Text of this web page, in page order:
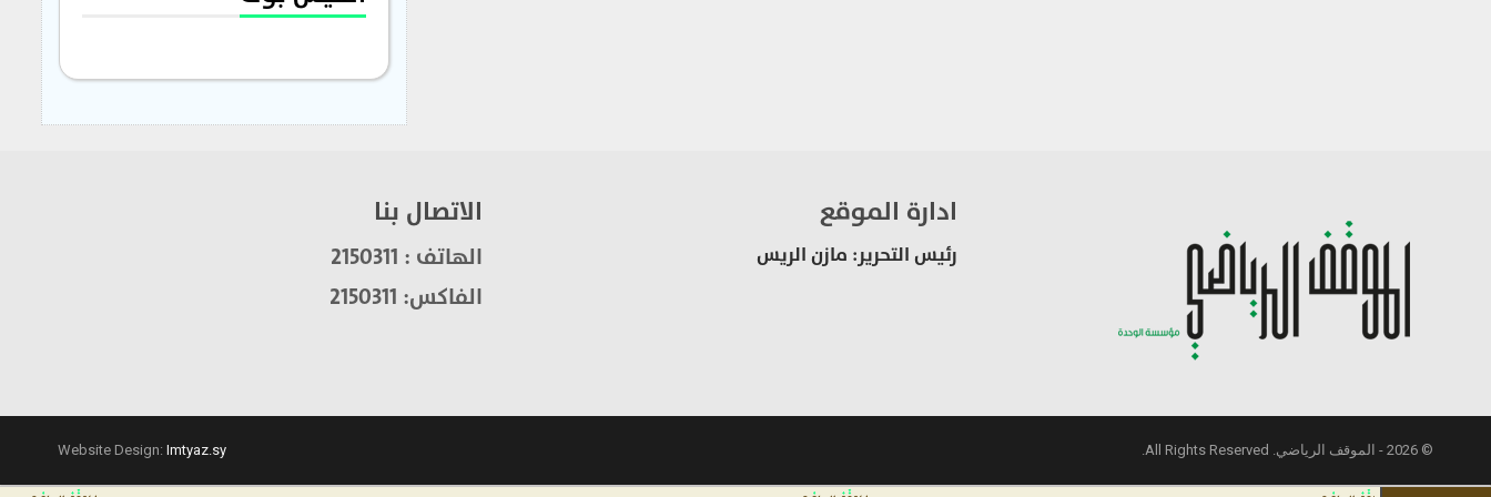
ادارة الموقع
رئيس التحرير: مازن الريس
الاتصال بنا
الهاتف : 2150311
الفاكس: 2150311
© 2026 - الموقف الرياضي. All Rights Reserved. Website Design: Imtyaz.sy